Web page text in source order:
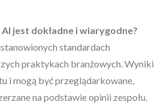
jest dokładne i wiarygodne?
standardach
praktykach branżowych. Wyniki
i mogą być przeglądarkowane,
na podstawie opinii zespołu.